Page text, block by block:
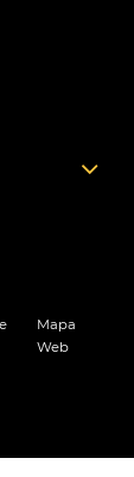
Mapa
Web